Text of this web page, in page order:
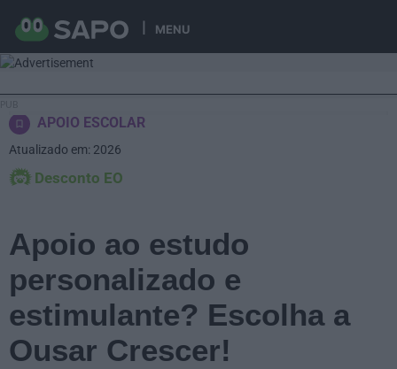
MENU
APOIO ESCOLAR
Desconto EO
Apoio ao estudo
personalizado e
estimulante? Escolha a
Ousar Crescer!
Atualizado em: 2026